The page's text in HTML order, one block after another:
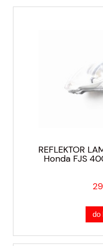
REFLEKTOR
Honda FJS
do